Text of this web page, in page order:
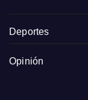
Deportes
Opinión